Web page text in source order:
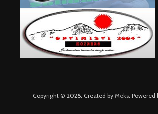
Copyright © 2026. Created by Meks . Powered